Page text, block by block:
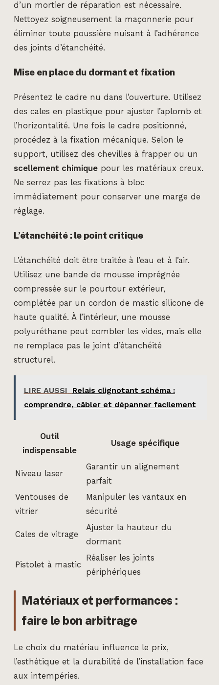
d’un mortier de réparation est nécessaire.
Nettoyez soigneusement la maçonnerie pour
éliminer toute poussière nuisant à l’adhérence
des joints d’étanchéité.
Mise en place du dormant et fixation
Présentez le cadre nu dans l’ouverture. Utilisez
des cales en plastique pour ajuster l’aplomb et
l’horizontalité. Une fois le cadre positionné,
procédez à la fixation mécanique. Selon le
support, utilisez des chevilles à frapper ou un
scellement chimique pour les matériaux creux.
Ne serrez pas les fixations à bloc
immédiatement pour conserver une marge de
réglage.
L’étanchéité : le point critique
L’étanchéité doit être traitée à l’eau et à l’air.
Utilisez une bande de mousse imprégnée
compressée sur le pourtour extérieur,
complétée par un cordon de mastic silicone de
haute qualité. À l’intérieur, une mousse
polyuréthane peut combler les vides, mais elle
ne remplace pas le joint d’étanchéité
structurel.
LIRE AUSSI
Relais clignotant schéma :
comprendre, câbler et dépanner facilement
Outil
indispensable
Usage spécifique
Niveau laser
Garantir un alignement
parfait
Ventouses de
vitrier
Manipuler les vantaux en
sécurité
Cales de vitrage
Ajuster la hauteur du
dormant
Pistolet à mastic
Réaliser les joints
périphériques
Matériaux et performances :
faire le bon arbitrage
Le choix du matériau influence le prix,
l’esthétique et la durabilité de l’installation face
aux intempéries.